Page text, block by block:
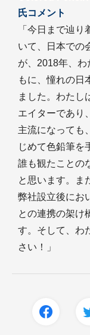
氏コメント
「今日まで辿
いて、日本での
が、2018年、わ
もに、憧れの日
ました。わたし
エイターであり
主流になっても
じめて色鉛筆を
誰も観たことの
と思います。ま
弊社設立後にお
との連携の架け
す。そして、わ
さい！」